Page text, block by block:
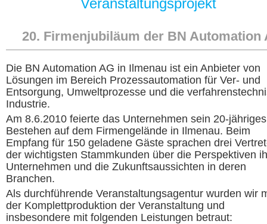
Veranstaltungsprojekt
20. Firmenjubiläum der BN Automation
Die BN Automation AG in Ilmenau ist ein Anbieter von
Lösungen im Bereich Prozessautomation für Ver- und
Entsorgung, Umweltprozesse und die
Industrie.
Am 8.6.2010 feierte das Unternehmen sein 20-jähriges
Bestehen auf dem Firmengelände in Ilmenau. Beim
Empfang für 150 geladene Gäste sprachen drei
der wichtigsten Stammkunden über die Perspektiven
Unternehmen und die Zukunftsaussichten in deren
Branchen.
Als durchführende Veranstaltungsagentur wurden wir
der Komplettproduktion der Veranstaltung und
insbesondere mit folgenden Leistungen betraut: